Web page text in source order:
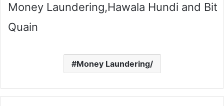
Money Laundering,Hawala Hundi and Bit
Quain
Money Laundering/